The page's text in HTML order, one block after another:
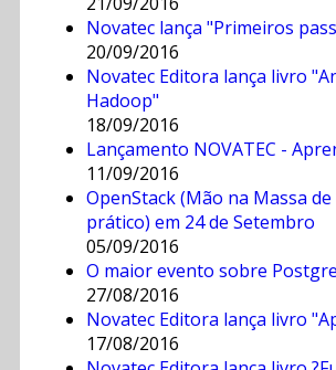
Novatec lança "Primeiros
20/09/2016
Novatec Editora lança livro
Hadoop"
18/09/2016
Lançamento NOVATEC -
11/09/2016
OpenStack (Mão na Massa
prático) em 24 de Setembro
05/09/2016
O maior evento sobre
27/08/2016
Novatec Editora lança livro
17/08/2016